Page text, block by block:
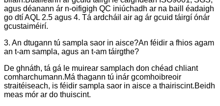
agus déanann ár n-oifigigh QC iniúchadh ar na baill éadaigh
go dtí AQL 2.5 agus 4. Tá ardcháil air ag ár gcuid táirgí ónár
gcustaiméirí.
3. An dtugann tú sampla saor in aisce?An féidir a fhios agam
an t-am sampla, agus an t-am táirgthe?
De ghnáth, tá gá le muirear samplach don chéad chliant
comharchumann.Má thagann tú inár gcomhoibreoir
straitéiseach, is féidir sampla saor in aisce a thairiscint.Beidh
meas mór ar do thuiscint.